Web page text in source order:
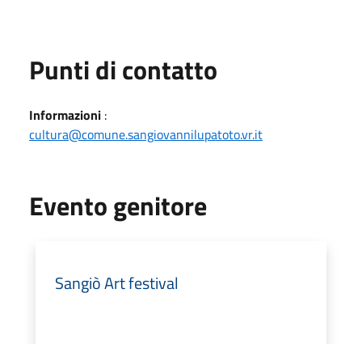
Punti di contatto
Informazioni :
cultura@comune.sangiovannilupatoto.vr.it
Evento genitore
Sangiò Art festival